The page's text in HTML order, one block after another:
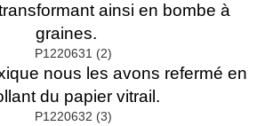
ainsi en bombe à
graines.
nous les avons refermé en
du papier vitrail.